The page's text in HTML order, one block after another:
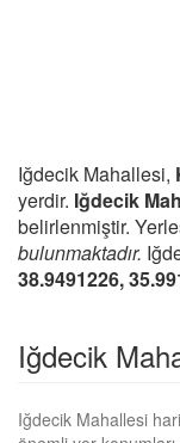
Iğdecik Mahallesi,
yerdir. Iğdecik
belirlenmiştir.
bulunmaktadır.
38.9491226,
Iğdecik
Iğdecik Mahallesi